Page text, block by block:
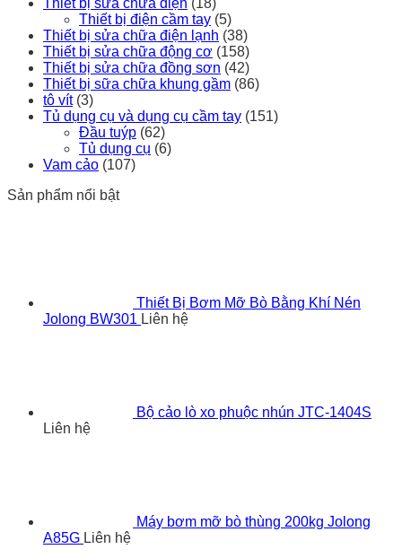
Thiết bị sữa chữa điện (18)
Thiết bị điện cầm tay (5)
Thiết bị sửa chữa điện lạnh (38)
Thiết bị sửa chữa động cơ (158)
Thiết bị sửa chữa đồng sơn (42)
Thiết bị sữa chữa khung gầm (86)
tô vít (3)
Tủ dụng cụ và dụng cụ cầm tay (151)
Đầu tuýp (62)
Tủ dụng cụ (6)
Vam cảo (107)
Sản phẩm nổi bật
Thiết Bị Bơm Mỡ Bò Bằng Khí Nén
Jolong BW301 Liên hệ
Bộ cảo lò xo phuộc nhún JTC-1404S
Liên hệ
Máy bơm mỡ bò thùng 200kg Jolong
A85G Liên hệ